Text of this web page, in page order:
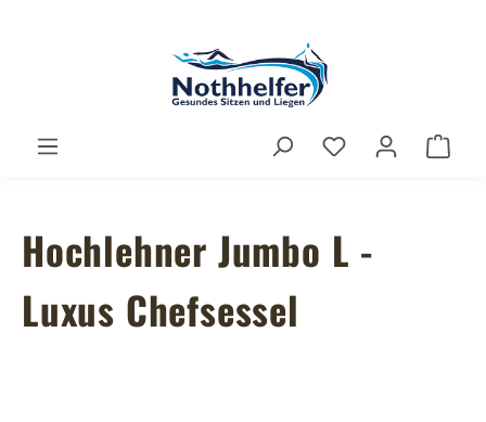
Du hast 0
Hochlehner Jumbo L -
Luxus Chefsessel